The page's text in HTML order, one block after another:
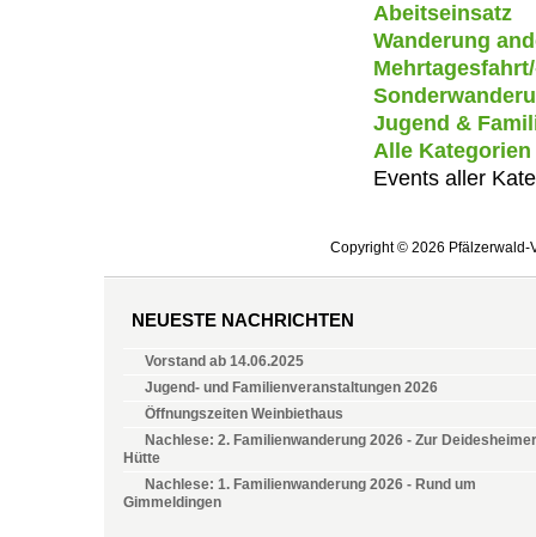
Abeitseinsatz
Wanderung
Jugend &
Alle Kategorien
Events aller
Copyright © 2026 Pfälzerwald-
NEUESTE NACHRICHTEN
Vorstand ab 14.06.2025
Jugend- und Familienveranstaltungen 2026
Öffnungszeiten Weinbiethaus
Nachlese: 2. Familienwanderung 2026 - Zur Deidesheimer
Hütte
Nachlese: 1. Familienwanderung 2026 - Rund um
Gimmeldingen